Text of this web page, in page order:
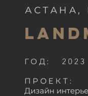
АСТАНА,
ГОД:
ПРОЕКТ:
Дизайн